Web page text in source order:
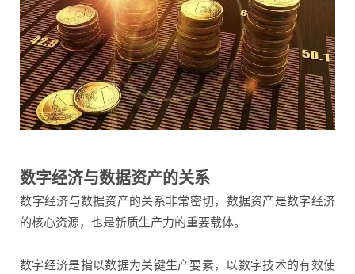
数字经济与数据资产的关系
‌数字经济与数据资产的关系非常密切，数据资产是数字经济
的核心资源，也是新质生产力的重要载体。‌
数字经济是指以数据为关键生产要素，以数字技术的有效使